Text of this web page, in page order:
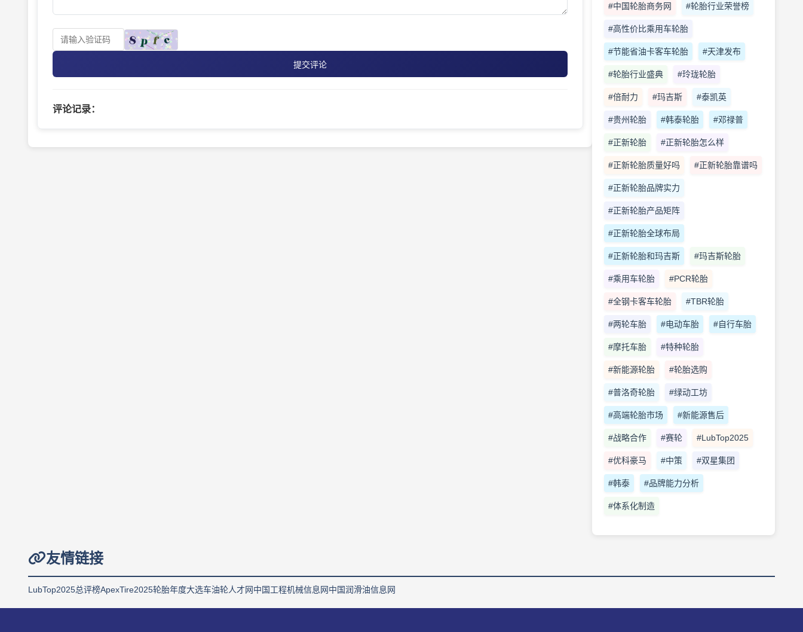
提交评论
评论记录：
#中国轮胎商务网 #轮胎行业荣誉榜
#高性价比乘用车轮胎
#节能省油卡客车轮胎 #天津发布
#轮胎行业盛典 #玲珑轮胎
#倍耐力 #玛吉斯 #泰凯英
#贵州轮胎 #韩泰轮胎 #邓禄普
#正新轮胎 #正新轮胎怎么样
#正新轮胎质量好吗 #正新轮胎靠谱吗
#正新轮胎品牌实力
#正新轮胎产品矩阵
#正新轮胎全球布局
#正新轮胎和玛吉斯 #玛吉斯轮胎
#乘用车轮胎 #PCR轮胎
#全钢卡客车轮胎 #TBR轮胎
#两轮车胎 #电动车胎 #自行车胎
#摩托车胎 #特种轮胎
#新能源轮胎 #轮胎选购
#普洛奇轮胎 #绿动工坊
#高端轮胎市场 #新能源售后
#战略合作 #赛轮 #LubTop2025
#优科豪马 #中策 #双星集团
#韩泰 #品牌能力分析
#体系化制造
友情链接
LubTop2025总评榜ApexTire2025轮胎年度大选车油轮人才网中国工程机械信息网中国润滑油信息网